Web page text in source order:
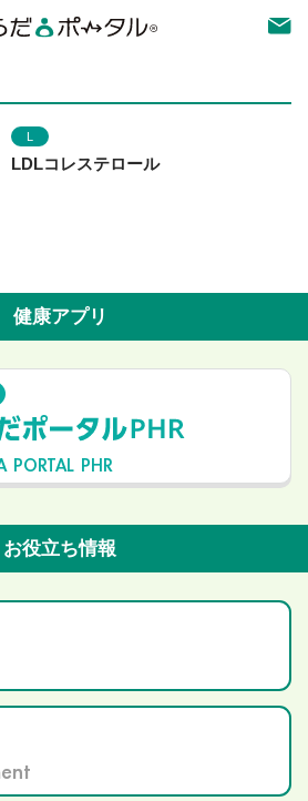
L
LDLコレステロール
健康アプリ
PORTAL PHR
お役立ち情報